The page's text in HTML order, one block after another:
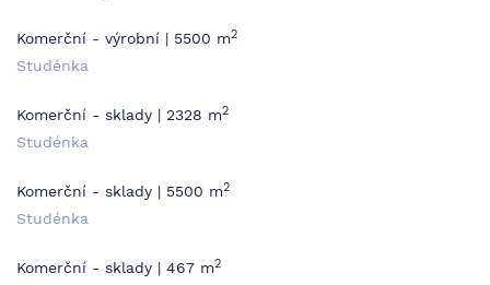
Komerční - výrobní | 5500 m2
Studénka
Komerční - sklady | 2328 m2
Studénka
Komerční - sklady | 5500 m2
Studénka
Komerční - sklady | 467 m2